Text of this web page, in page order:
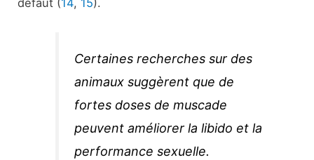
Certaines recherches sur des
animaux suggèrent que de
fortes doses de muscade
peuvent améliorer la libido et la
performance sexuelle.